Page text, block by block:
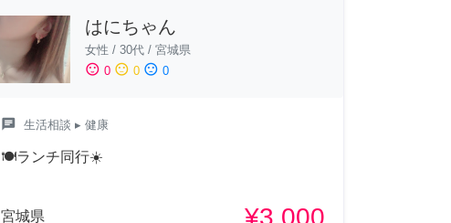
はにちゃん
女性 / 30代/ 宮城県
sentiment_satisfied 0 sentiment_neutral 0 sentiment_dissatisfied 0
chat 生活相談 ▸ 健康
🍽ランチ同行☀️
宮城県 ¥3,000